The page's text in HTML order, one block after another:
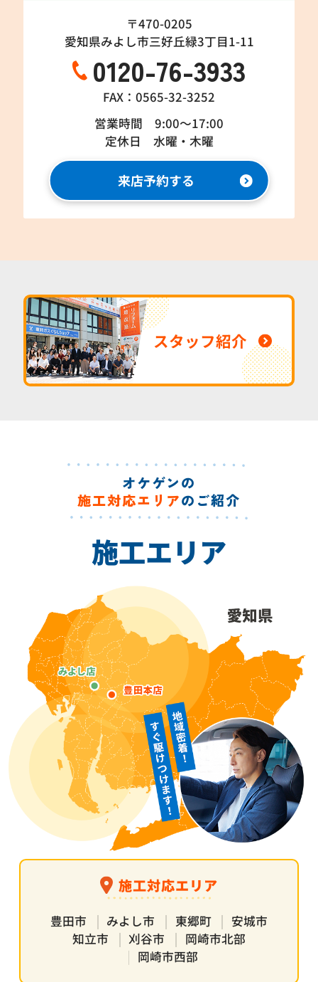
〒470-0205
愛知県みよし市三好丘緑3丁目1-11
0120-76-3933
FAX：0565-32-3252
営業時間 9:00～17:00
定休日 水曜・木曜
来店予約する
スタッフ紹介
オケゲンの
施工対応エリアのご紹介
施工エリア
施工対応エリア
豊田市 みよし市 東郷町
安城市
知立市
刈谷市
岡崎市北部
岡崎市西部